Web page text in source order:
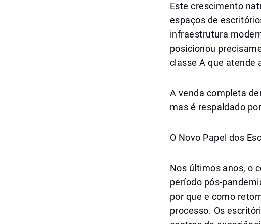
Este crescimento
espaços de
infraestrutura
posicionou
classe A que atende
A venda completa
mas é respaldado
O Novo Papel dos
Nos últimos anos, o
período pós-
por que e como
processo. Os